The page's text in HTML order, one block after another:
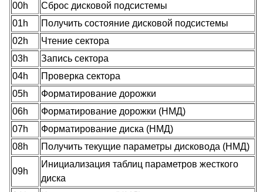
00h
Сброс дисковой подсистемы
01h
Получить состояние дисковой подсистемы
02h
Чтение сектора
03h
Запись сектора
04h
Проверка сектора
05h
Форматирование дорожки
06h
Форматирование дорожки (НМД)
07h
Форматирование диска (НМД)
08h
Получить текущие параметры дисковода (НМД)
09h
Инициализация таблиц параметров жесткого
диска